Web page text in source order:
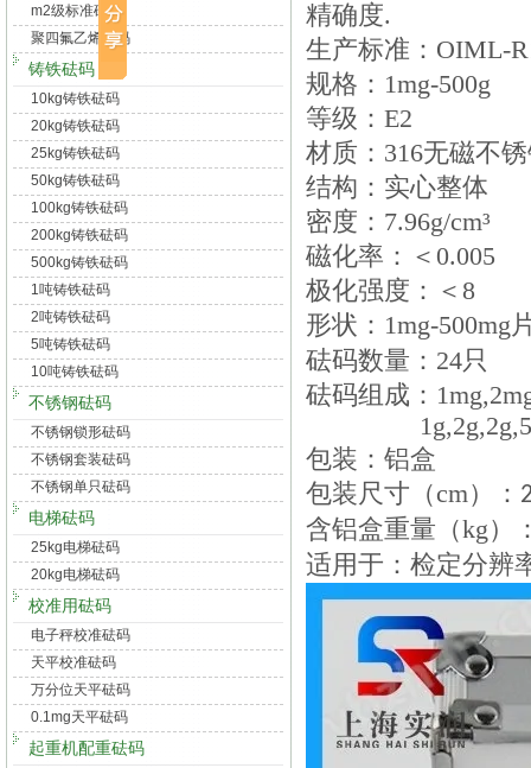
m2级标准砝码
聚四氟乙烯砝码
铸铁砝码
10kg铸铁砝码
20kg铸铁砝码
25kg铸铁砝码
50kg铸铁砝码
100kg铸铁砝码
200kg铸铁砝码
500kg铸铁砝码
1吨铸铁砝码
2吨铸铁砝码
5吨铸铁砝码
10吨铸铁砝码
不锈钢砝码
不锈钢锁形砝码
不锈钢套装砝码
不锈钢单只砝码
电梯砝码
25kg电梯砝码
20kg电梯砝码
校准用砝码
电子秤校准砝码
天平校准砝码
万分位天平砝码
0.1mg天平砝码
起重机配重砝码
精确度.
生产标准：OIML-
规格： 1mg-500g
等级： E2
材质： 316无磁不
结构：实心整体
密度： 7.96g/cm³
磁化率：＜ 0.005
极化强度：＜ 8
形状： 1mg-500mg
砝码数量： 24只
砝码组成：
包装：铝盒
包装尺寸（cm）：
含铝盒重量（kg）
适用于：检定分辨